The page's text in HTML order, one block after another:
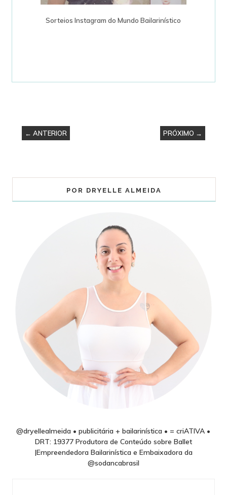
Sorteios Instagram do Mundo Bailarinístico
← ANTERIOR PRÓXIMO →
POR DRYELLE ALMEIDA
@dryellealmeida • publicitária + bailarinística • = criATIVA •
DRT: 19377 Produtora de Conteúdo sobre Ballet
|Empreendedora Bailarinística e Embaixadora da
@sodancabrasil